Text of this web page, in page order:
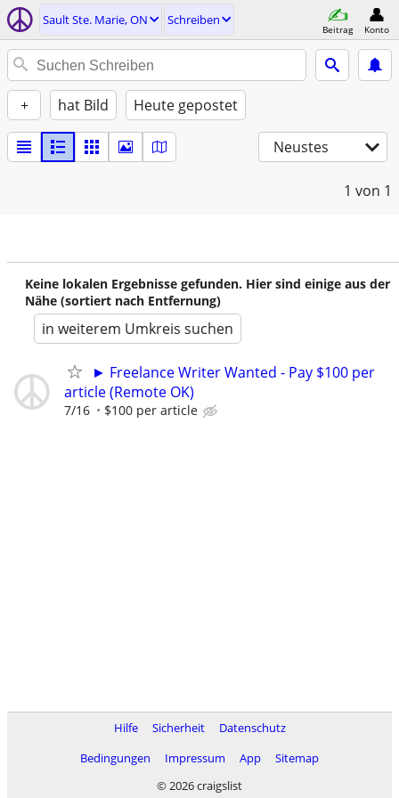
Sault Ste. Marie, ON Schreiben
Beitrag Konto
+ hat Bild Heute gepostet
Neustes
1 von 1
Keine lokalen Ergebnisse gefunden. Hier sind einige aus der
Nähe (sortiert nach Entfernung)
in weiterem Umkreis suchen
► Freelance Writer Wanted - Pay $100 per
article (Remote OK)
7/16 $100 per article
Hilfe Sicherheit
Datenschutz
Bedingungen
Impressum App
Sitemap
© 2026 craigslist